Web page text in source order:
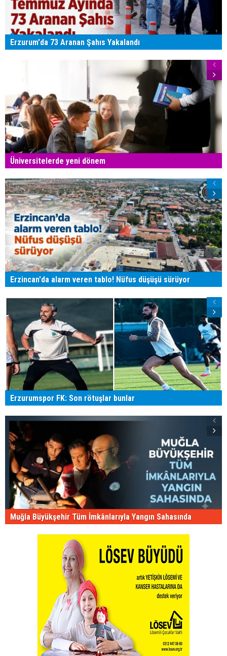
Erzurum'da 73 Aranan Şahıs Yakalandı
Üniversitelerde yeni dönem
Erzincan'da alarm veren tablo! Nüfus düşüşü sürüyor
Erzurumspor FK: Son rötuşlar bunlar
Muğla Büyükşehir Tüm İmkânlarıyla Yangın Sahasında